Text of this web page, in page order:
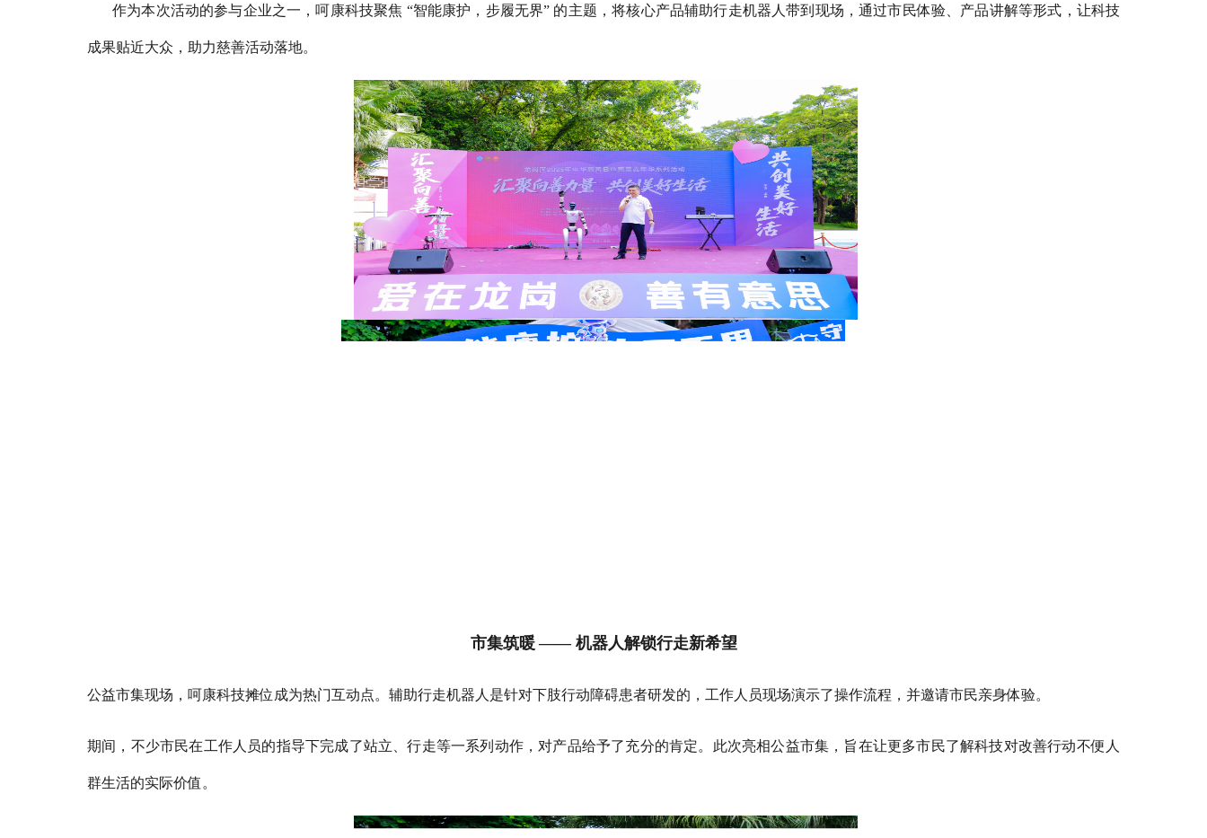
作为本次活动的参与企业之一， 呵康科技聚焦 “智能康护，步履无界” 的主题 ，将核心产品辅助行走机器人带到现场，通过市民体验、产品讲解等形式，让科技
成果贴近大众，助力慈善活动落地。
市集筑暖 —— 机器人解锁行走新希望
公益市集现场，呵康科技摊位成为热门互动点。辅助行走机器人是针对下肢行动障碍患者研发的，工作人员现场演示了操作流程，并邀请市民亲身体验。
期间，不少市民在工作人员的指导下完成了站立、行走等一系列动作，对产品给予了充分的肯定。此次亮相公益市集，旨在让更多市民了解科技对改善行动不便人
群生活的实际价值。